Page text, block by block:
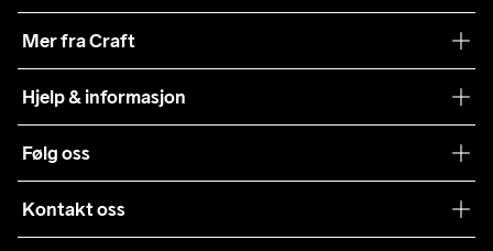
Mer fra Craft
Teamwear
Bærekraft
Samarbeid
Hjelp & informasjon
Vilkår & Betingelser
Returer
Følg oss
Kontakt oss